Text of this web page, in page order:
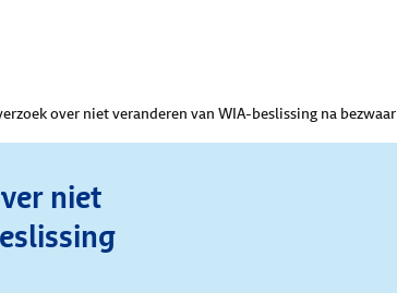
over niet veranderen van WIA-beslissing na bezwaar
niet